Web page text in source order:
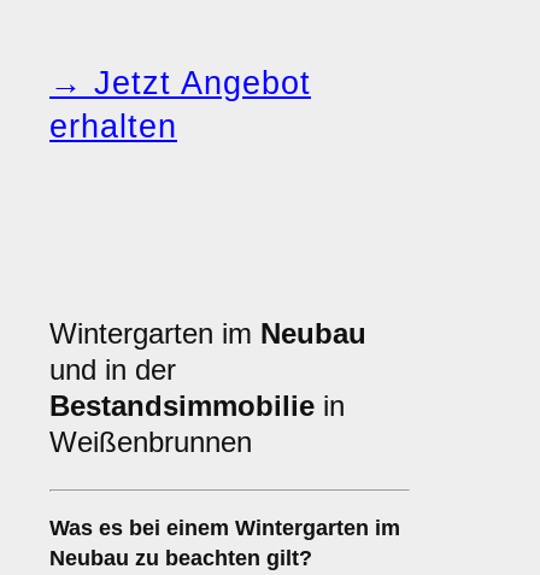
→ Jetzt Angebot
erhalten
Wintergarten im Neubau
und in der
Bestandsimmobilie in
Weißenbrunnen
Was es bei einem Wintergarten im
Neubau zu beachten gilt?